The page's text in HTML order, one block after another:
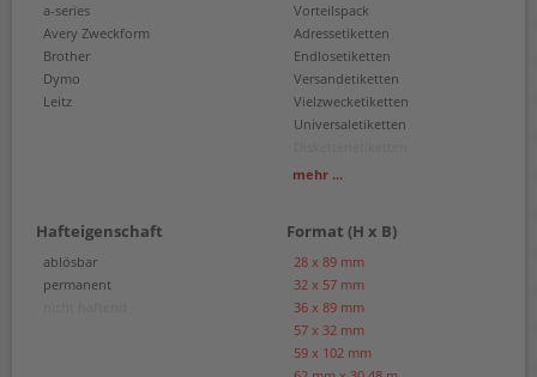
a-series
Avery Zweckform
Brother
Dymo
Leitz
Vorteilspack
Adressetiketten
Endlosetiketten
Versandetiketten
Vielzwecketiketten
Universaletiketten
Endloskartonschilder
Namensschildkarten
Ordneretiketten
Warenrotations-Etiketten
Schmucketiketten
Einzeletiketten
mehr ...
Hafteigenschaft
ablösbar
permanent
Format (H x B)
28 x 89 mm
32 x 57 mm
36 x 89 mm
57 x 32 mm
59 x 102 mm